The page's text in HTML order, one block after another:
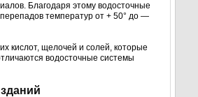
Благодаря этому водосточные
температур от + 50° до —
кислот, щелочей и солей, которые
водосточные системы